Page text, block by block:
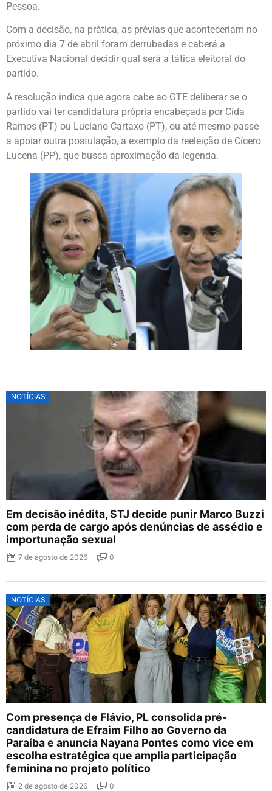
Pessoa.
Com a decisão, na prática, as prévias que aconteceriam no
próximo dia 7 de abril foram derrubadas e caberá a
Executiva Nacional decidir qual será a tática eleitoral do
partido.
A resolução indica que agora cabe ao GTE deliberar se o
partido vai ter candidatura própria encabeçada por Cida
Ramos (PT) ou Luciano Cartaxo (PT), ou até mesmo passe
a apoiar outra postulação, a exemplo da reeleição de Cícero
Lucena (PP), que busca aproximação da legenda.
NOTÍCIAS
Em decisão inédita, STJ decide punir Marco Buzzi
com perda de cargo após denúncias de assédio e
importunação sexual
7 de agosto de 2026 0
NOTÍCIAS
Com presença de Flávio, PL consolida pré-
candidatura de Efraim Filho ao Governo da
Paraíba e anuncia Nayana Pontes como vice em
escolha estratégica que amplia participação
feminina no projeto político
2 de agosto de 2026 0